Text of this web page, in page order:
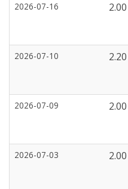
2026-07-16 2.00
2026-07-10 2.20
2026-07-09 2.00
2026-07-03 2.00